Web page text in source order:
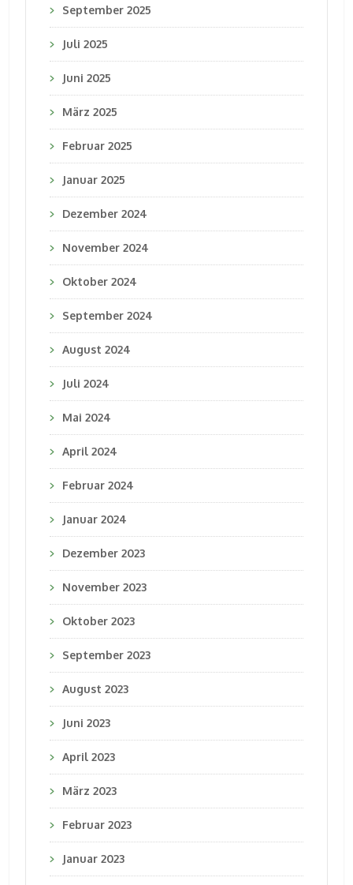
September 2025
Juli 2025
Juni 2025
März 2025
Februar 2025
Januar 2025
Dezember 2024
November 2024
Oktober 2024
September 2024
August 2024
Juli 2024
Mai 2024
April 2024
Februar 2024
Januar 2024
Dezember 2023
November 2023
Oktober 2023
September 2023
August 2023
Juni 2023
April 2023
März 2023
Februar 2023
Januar 2023